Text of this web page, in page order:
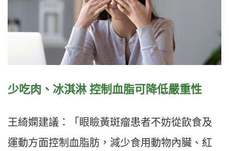
少吃肉、冰淇淋控制血脂可降低嚴重性
王綺嫻建議：「眼瞼黃斑瘤患者不妨從飲食及
運動方面控制血脂肪，減少食用動物內臟、紅